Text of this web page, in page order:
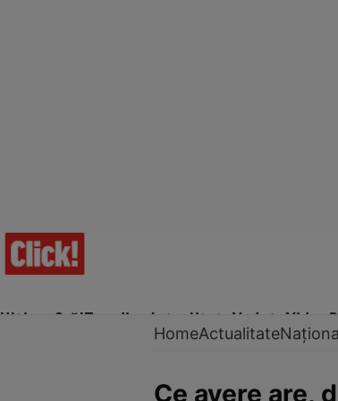
Ultima Oră!Trending Actualitate Vedete Video
HomeActualitate
Ce avere are,